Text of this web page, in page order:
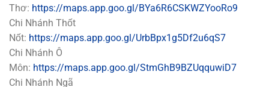
Thơ: https://maps.app.goo.gl/BYa6R6CSKWZYooRo9
Chi Nhánh Thốt
Nốt: https://maps.app.goo.gl/UrbBpx1g5Df2u6qS7
Chi Nhánh Ô
Môn: https://maps.app.goo.gl/StmGhB9BZUqquwiD7
Chi Nhánh Ngã